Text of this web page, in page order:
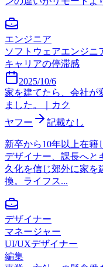
エンジニア
ソフトウェアエンジニ
キャリアの停滞感
2025/10/6
家を建てたら、会社が
ました。｜カク
ヤフー
記載なし
新卒から10年以上在
デザイナー、課長へと
久化を信じ郊外に家を
換。ライフス...
デザイナー
マネージャー
UI/UXデザイナー
編集